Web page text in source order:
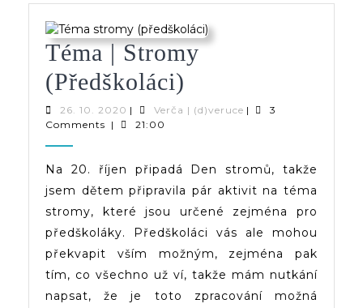
Téma | Stromy
(předškoláci)
|
(předškoláci)
26. 10. 2020 26.
10.
| Verča | (d)veruceVerča
|
3
Comments | 21:00
Na 20. říjen připadá Den stromů, takže
jsem dětem připravila pár aktivit na téma
stromy, které jsou určené zejména pro
předškoláky. Předškoláci vás ale mohou
překvapit vším možným, zejména pak
tím, co všechno už ví, takže mám nutkání
napsat, že je toto zpracování možná